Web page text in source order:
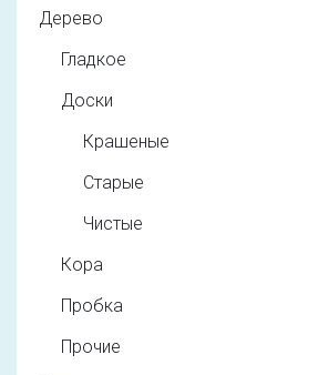
Дерево
Гладкое
Доски
Крашеные
Старые
Чистые
Кора
Пробка
Прочие